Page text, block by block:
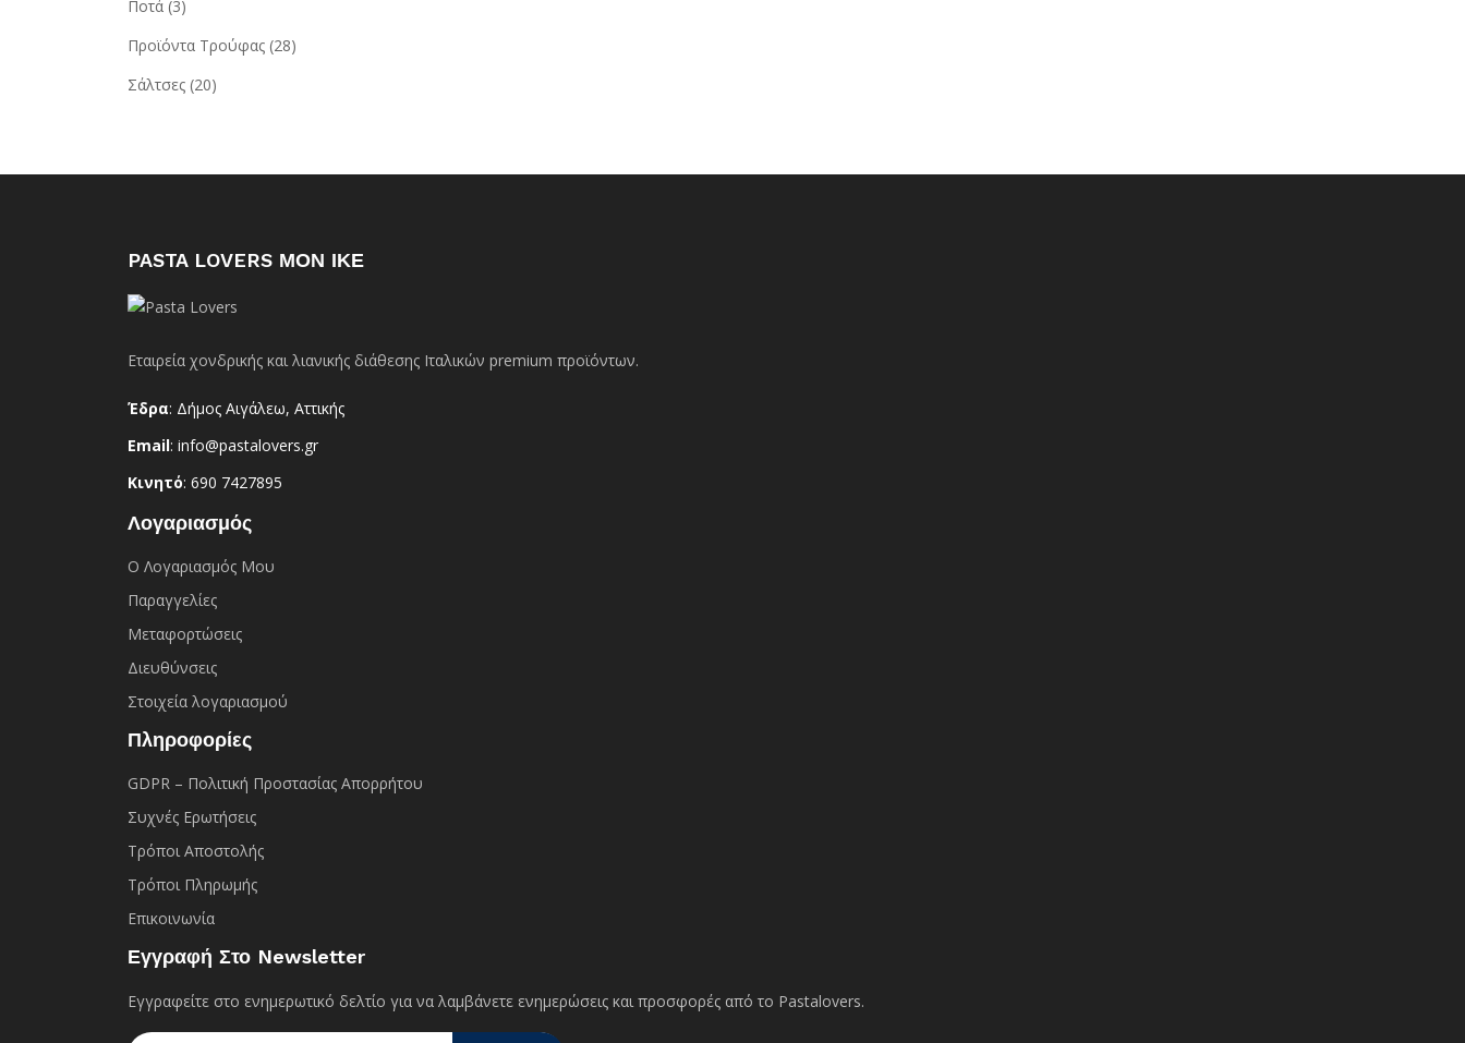
Ποτά (3)
Προϊόντα Τρούφας (28)
Σάλτσες (20)
PASTA LOVERS ΜΟΝ ΙΚΕ
Εταιρεία χονδρικής και λιανικής διάθεσης Ιταλικών premium προϊόντων.
Έδρα: Δήμος Αιγάλεω, Αττικής
Email: info@pastalovers.gr
Κινητό: 690 7427895
Λογαριασμός
Ο Λογαριασμός Μου
Παραγγελίες
Μεταφορτώσεις
Διευθύνσεις
Στοιχεία λογαριασμού
Πληροφορίες
GDPR – Πολιτική Προστασίας Απορρήτου
Συχνές Eρωτήσεις
Τρόποι Αποστολής
Τρόποι Πληρωμής
Επικοινωνία
Εγγραφή Στο Newsletter
Εγγραφείτε στο ενημερωτικό δελτίο για να λαμβάνετε ενημερώσεις και προσφορές από το Pastalovers.